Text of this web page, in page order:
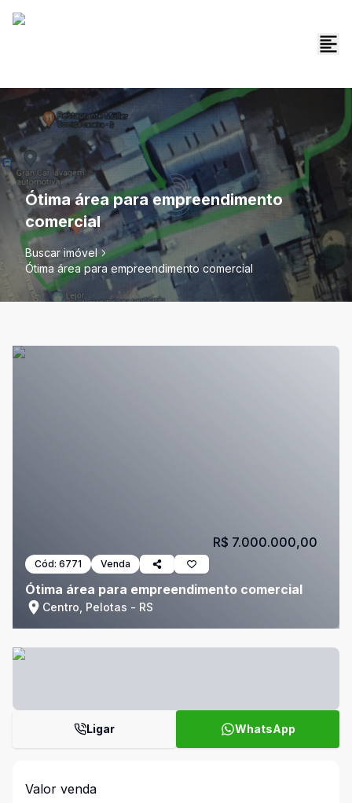
Ótima área para empreendimento
comercial
Buscar imóvel
Ótima área para empreendimento comercial
Cód: 6771 Venda
Ótima área para empreendimento comercial
Centro, Pelotas - RS
R$ 7.000.000,00
Ligar WhatsApp
Valor venda